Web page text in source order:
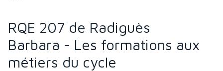
RQE 207 de Radiguès
Barbara - Les formations aux
métiers du cycle